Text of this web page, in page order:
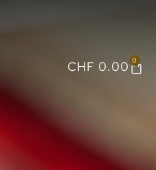
CHF 0.00 0